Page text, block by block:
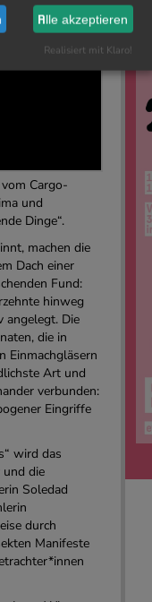
Cargo-
und
Dinge“.
machen die
Dach einer
Fund:
hinweg
angelegt. Die
die in
Einmachgläsern
Art und
verbunden:
Eingriffe
wird das
und die
Soledad
durch
Manifeste
Alle akzeptieren
Realisiert mit Klaro!